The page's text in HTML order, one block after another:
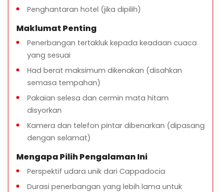
Penghantaran hotel (jika dipilih)
Maklumat Penting
Penerbangan tertakluk kepada keadaan cuaca
yang sesuai
Had berat maksimum dikenakan (disahkan
semasa tempahan)
Pakaian selesa dan cermin mata hitam
disyorkan
Kamera dan telefon pintar dibenarkan (dipasang
dengan selamat)
Mengapa Pilih Pengalaman Ini
Perspektif udara unik dari Cappadocia
Durasi penerbangan yang lebih lama untuk